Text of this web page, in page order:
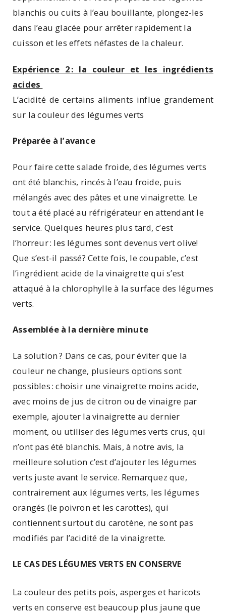
blanchis ou cuits à l’eau bouillante, plongez-les
dans l’eau glacée pour arrêter rapidement la
cuisson et les effets néfastes de la chaleur.
Expérience 2 : la couleur et les ingrédients
acides
L’acidité de certains aliments influe grandement
sur la couleur des légumes verts
Préparée à l’avance
Pour faire cette salade froide, des légumes verts
ont été blanchis, rincés à l’eau froide, puis
mélangés avec des pâtes et une vinaigrette. Le
tout a été placé au réfrigérateur en attendant le
service. Quelques heures plus tard, c’est
l’horreur : les légumes sont devenus vert olive!
Que s’est-il passé? Cette fois, le coupable, c’est
l’ingrédient acide de la vinaigrette qui s’est
attaqué à la chlorophylle à la surface des légumes
verts.
Assemblée à la dernière minute
La solution ? Dans ce cas, pour éviter que la
couleur ne change, plusieurs options sont
possibles : choisir une vinaigrette moins acide,
avec moins de jus de citron ou de vinaigre par
exemple, ajouter la vinaigrette au dernier
moment, ou utiliser des légumes verts crus, qui
n’ont pas été blanchis. Mais, à notre avis, la
meilleure solution c’est d’ajouter les légumes
verts juste avant le service. Remarquez que,
contrairement aux légumes verts, les légumes
orangés (le poivron et les carottes), qui
contiennent surtout du carotène, ne sont pas
modifiés par l’acidité de la vinaigrette.
LE CAS DES LÉGUMES VERTS EN CONSERVE
La couleur des petits pois, asperges et haricots
verts en conserve est beaucoup plus jaune que